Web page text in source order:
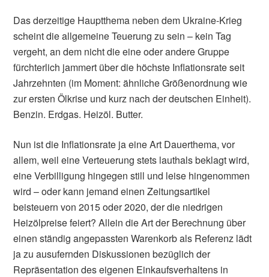
Das derzeitige Hauptthema neben dem Ukraine-Krieg
scheint die allgemeine Teuerung zu sein – kein Tag
vergeht, an dem nicht die eine oder andere Gruppe
fürchterlich jammert über die höchste Inflationsrate seit
Jahrzehnten (im Moment: ähnliche Größenordnung wie
zur ersten Ölkrise und kurz nach der deutschen Einheit).
Benzin. Erdgas. Heizöl. Butter.
Nun ist die Inflationsrate ja eine Art Dauerthema, vor
allem, weil eine Verteuerung stets lauthals beklagt wird,
eine Verbilligung hingegen still und leise hingenommen
wird – oder kann jemand einen Zeitungsartikel
beisteuern von 2015 oder 2020, der die niedrigen
Heizölpreise feiert? Allein die Art der Berechnung über
einen ständig angepassten Warenkorb als Referenz lädt
ja zu ausufernden Diskussionen bezüglich der
Repräsentation des eigenen Einkaufsverhaltens in